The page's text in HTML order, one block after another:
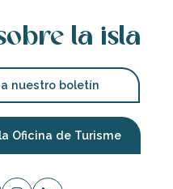
la isla
nuestro boletín
Oficina de Turisme